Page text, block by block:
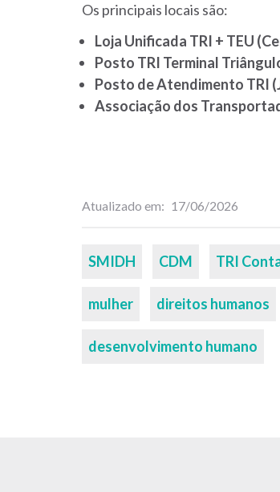
Os principais locais são:
Loja Unificada TRI + TEU
Posto TRI Terminal
Posto de Atendimento TRI
Associação dos
Atualizado em 17/06/2026
Palavras-
SMIDH CDM TRI
mulher direitos humanos
desenvolvimento humano